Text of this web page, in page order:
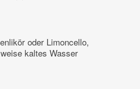
oder Limoncello,
kaltes Wasser